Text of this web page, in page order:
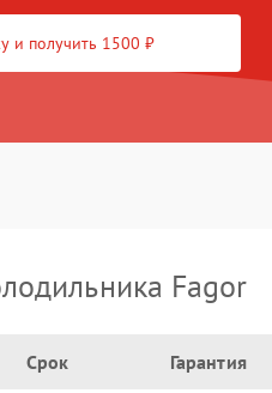
и получить 1500 ₽
Fagor
Срок Гарантия